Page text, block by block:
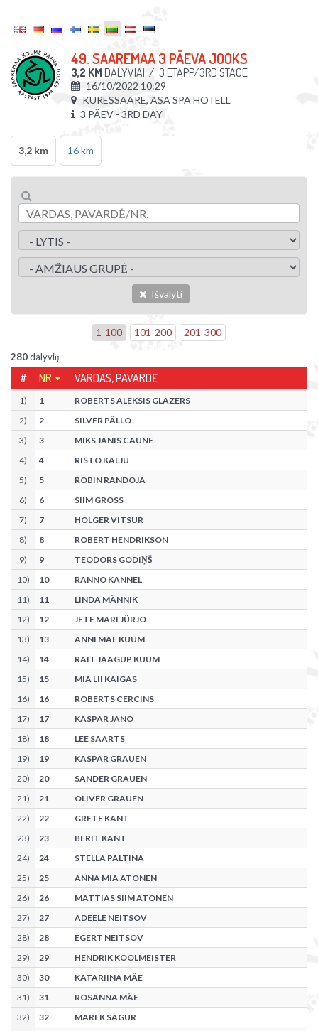
49. SAAREMAA 3 PÄEVA JOOKS
3,2 KM DALYVIAI / 3 ETAPP/3RD STAGE
16/10/2022 10:29
KURESSAARE, ASA SPA HOTELL
3 PÄEV - 3RD DAY
3,2 km 16 km
Išvalyti
1-100 101-200 201-300
280dalyvių
# NR. VARDAS, PAVARDĖ
1) 1
ROBERTS ALEKSIS GLAZERS
2) 2
SILVER PÄLLO
3) 3
MIKS JANIS CAUNE
4) 4
RISTO KALJU
5) 5
ROBIN RANDOJA
6) 6
SIIM GROSS
7) 7
HOLGER VITSUR
8) 8
ROBERT HENDRIKSON
9) 9
TEODORS GODIŅŠ
10) 10
RANNO KANNEL
11) 11
LINDA MÄNNIK
12) 12
JETE MARI JÜRJO
13) 13
ANNI MAE KUUM
14) 14
RAIT JAAGUP KUUM
15) 15
MIA LII KAIGAS
16) 16
ROBERTS CERCINS
17) 17
KASPAR JANO
18) 18
LEE SAARTS
19) 19
KASPAR GRAUEN
20) 20
SANDER GRAUEN
21) 21
OLIVER GRAUEN
22) 22
GRETE KANT
23) 23
BERIT KANT
24) 24
STELLA PALTINA
25) 25
ANNA MIA ATONEN
26) 26
MATTIAS SIIM ATONEN
27) 27
ADEELE NEITSOV
28) 28
EGERT NEITSOV
29) 29
HENDRIK KOOLMEISTER
30) 30
KATARIINA MÄE
31) 31
ROSANNA MÄE
32) 32
MAREK SAGUR